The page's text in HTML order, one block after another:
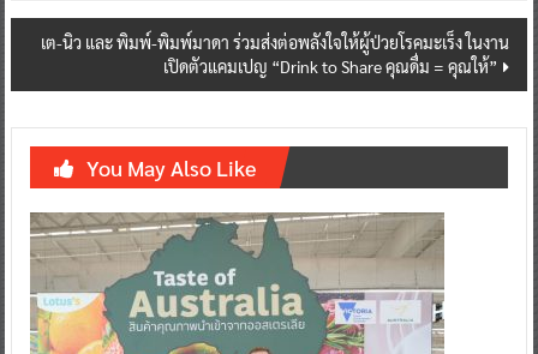
เต-นิว และ พิมพ์-พิมพ์มาดา ร่วมส่งต่อพลังใจให้ผู้ป่วยโรคมะเร็ง ในงาน
เปิดตัวแคมเปญ “Drink to Share คุณดื่ม = คุณให้”
You May Also Like